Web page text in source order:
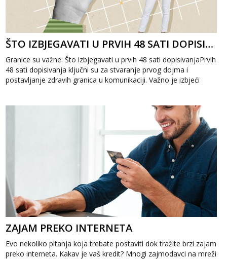
ŠTO IZBJEGAVATI U PRVIH 48 SATI DOPISIVANJA
Granice su važne: Što izbjegavati u prvih 48 sati dopisivanjaPrvih
48 sati dopisivanja ključni su za stvaranje prvog dojma i
postavljanje zdravih granica u komunikaciji. Važno je izbjeći
ZAJAM PREKO INTERNETA
Evo nekoliko pitanja koja trebate postaviti dok tražite brzi zajam
preko interneta. Kakav je vaš kredit? Mnogi zajmodavci na mreži